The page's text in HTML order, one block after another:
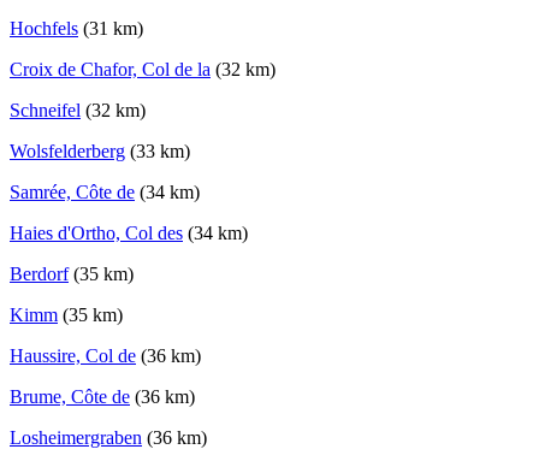
Hochfels (31 km)
Croix de Chafor, Col de la (32 km)
Schneifel (32 km)
Wolsfelderberg (33 km)
Samrée, Côte de (34 km)
Haies d'Ortho, Col des (34 km)
Berdorf(35 km)
Kimm (35 km)
Haussire, Col de (36 km)
Brume, Côte de (36 km)
Losheimergraben (36 km)